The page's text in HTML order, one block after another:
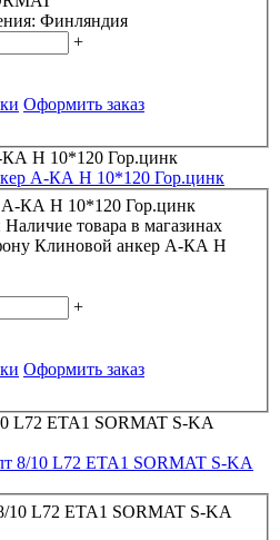
Финляндия
+
Оформить заказ
А-КА H 10*120 Гор.цинк
Наличие товара в магазинах
Клиновой анкер А-КА H
+
Оформить заказ
8/10 L72 ЕТА1 SORMAT S-KA